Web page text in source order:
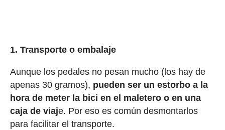
1. Transporte o embalaje
Aunque los pedales no pesan mucho (los hay de
apenas 30 gramos), pueden ser un estorbo a la
hora de meter la bici en el maletero o en una
caja de viaje. Por eso es común desmontarlos
para facilitar el transporte.